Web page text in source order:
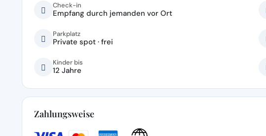
Check-in
Empfang durch jemanden vor Ort
Parkplatz
Private spot · frei
Kinder bis
12 Jahre
Zahlungsweise